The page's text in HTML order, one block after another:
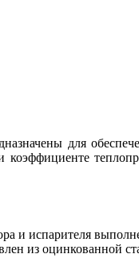
для
и испарителя
из оцинкованной